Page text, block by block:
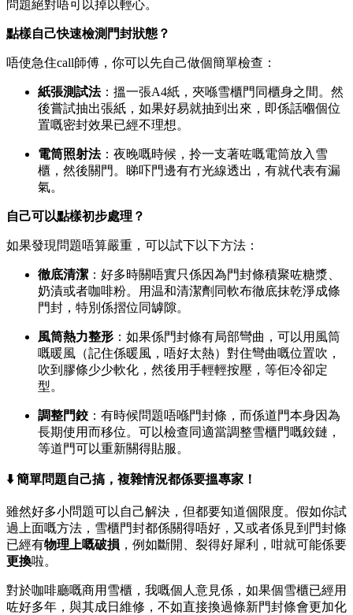
問題絕對唔可以掉以輕心。
點樣自己快速檢測門封狀態？
唔使急住call師傅，你可以先自己做個簡單檢查：
紙張測試法：搵一張A4紙，夾喺雪櫃門同櫃身之間。然
後嘗試抽出張紙，如果好易就抽到出來，即係話嗰個位
置嘅密封效果已經不理想。
電筒照射法：夜晚嘅時候，拎一支著咗嘅電筒放入雪
櫃，然後關門。睇吓門邊有冇光線透出，有就代表有漏
氣。
自己可以點樣初步處理？
如果發現問題唔算嚴重，可以試下以下方法：
徹底清潔 ：好多時關唔實只係因為門封條積聚咗糖漿、
奶漬或者咖啡粉。用温和清潔劑同軟布徹底抹乾淨成條
門封，特別係摺位同罅隙。
風筒熱力整形 ：如果係門封條有局部彎曲，可以用風筒
嘅暖風（記住係暖風，唔好太熱）對住彎曲嘅位置吹，
吹到膠條少少軟化，然後用手輕輕按壓，等佢冷卻定
型。
調整門鉸 ：有時候問題唔喺門封條，而係道門本身因為
長期使用而移位。可以檢查同適當調整雪櫃門嘅鉸鏈，
等道門可以重新關得貼服。
⬇️ 簡單問題自己搞，複雜情況都係要搵專家！
雖然好多小問題可以自己解決，但都要知道個限度。假如你試
過上面嘅方法，雪櫃門封都係關得唔好，又或者係見到門封條
已經有物理上嘅破損 ，例如斷開、裂得好犀利，咁就可能係要
更換啦。
對於咖啡廳嘅商用雪櫃，我嘅個人意見係，如果個雪櫃已經用
咗好多年，與其成日維修，不如直接換過條新門封條會更加化